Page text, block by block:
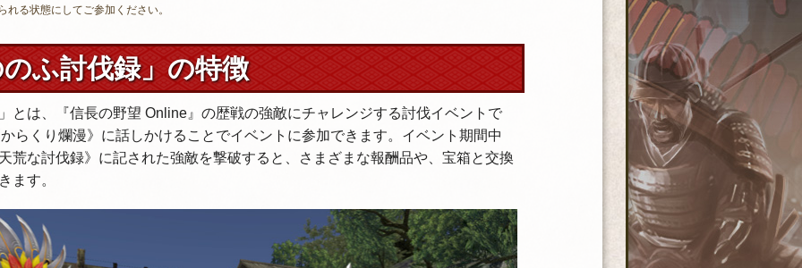
る状態にしてご参加ください。
ふ討伐録」の特徴
とは、『信長の野望 Online』の歴戦の強敵にチャレンジする討伐イベントで
らくり爛漫》に話しかけることでイベントに参加できます。イベント期間中
荒な討伐録》に記された強敵を撃破すると、さまざまな報酬品や、宝箱と交換
ます。